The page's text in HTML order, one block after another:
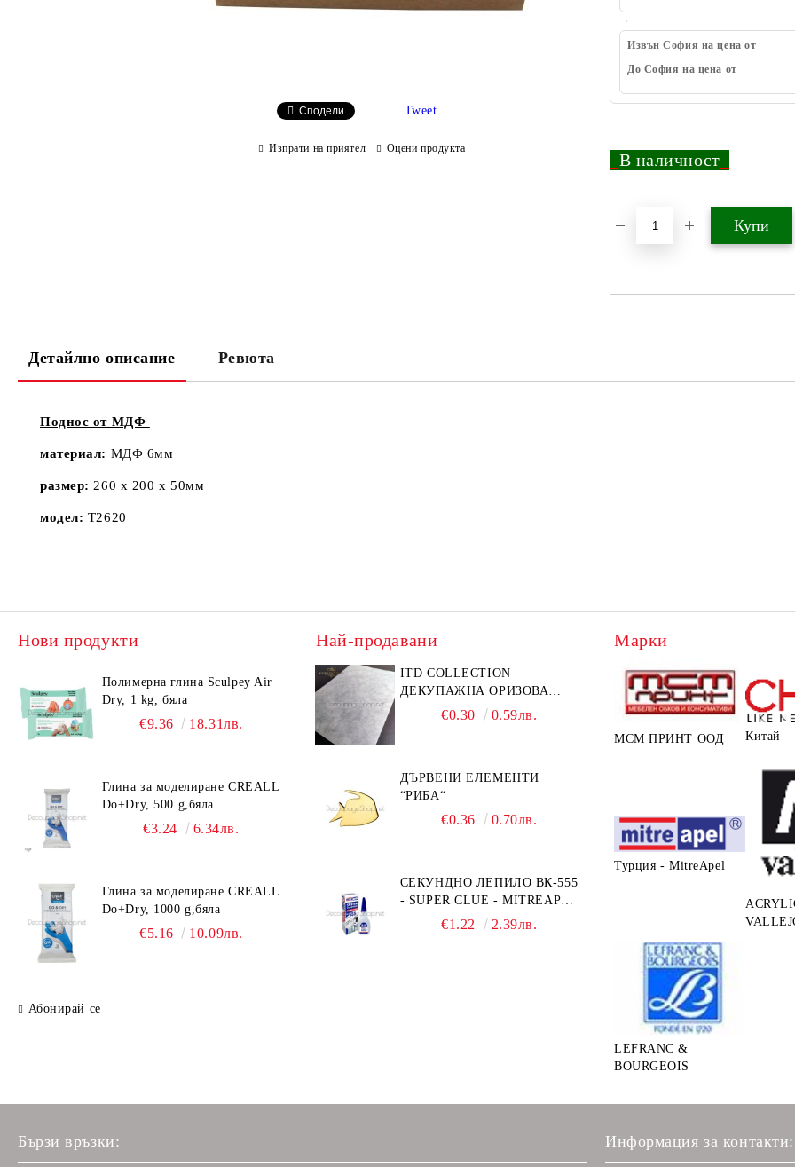
Извън София на цена от
До София на цена от
В наличност
Сподели Tweet
Изпрати на приятел Оцени продукта
Детайлно описание Ревюта
Поднос от МДФ
материал: МДФ 6мм
размер:260 х 200 х 50мм
модел: Т2620
Нови продукти
Полимерна глина Sculpey Air
Dry, 1 kg, бяла
€9.36 18.31лв.
Глина за моделиране CREALL
Do+Dry, 500 g,бяла
€3.24 6.34лв.
Глина за моделиране CREALL
Do+Dry, 1000 g,бяла
€5.16 10.09лв.
Абонирай се
Най-продавани
ITD COLLECTION
ДЕКУПАЖНА ОРИЗОВА
ХАРТИЯ А5 БЯЛА - RC044
€0.30 0.59лв.
ДЪРВЕНИ ЕЛЕМЕНТИ
“РИБА“
€0.36 0.70лв.
СЕКУНДНО ЛЕПИЛО ВК-555
- SUPER CLUE - MITREAPEL
€1.22 2.39лв.
Марки
МСМ ПРИНТ ООД Китай
Турция - MitreApel
LEFRANC &
BOURGEOIS
Бързи връзки: Информация за контакти: